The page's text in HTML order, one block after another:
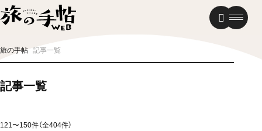
旅の手帖 記事一覧
記事一覧
121〜150件（全404件）
温泉
グルメ
街歩き